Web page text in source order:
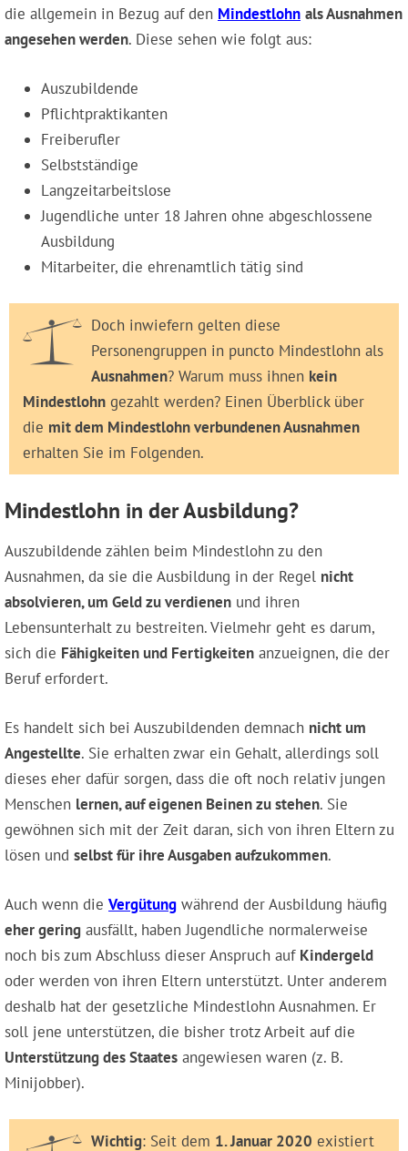
die allgemein in Bezug auf den Mindestlohn als Ausnahmen
angesehen werden. Diese sehen wie folgt aus:
Auszubildende
Pflichtpraktikanten
Freiberufler
Selbstständige
Langzeitarbeitslose
Jugendliche unter 18 Jahren ohne abgeschlossene
Ausbildung
Mitarbeiter, die ehrenamtlich tätig sind
Doch inwiefern gelten diese
Personengruppen in puncto Mindestlohn als
Ausnahmen? Warum muss ihnen kein
Mindestlohn gezahlt werden? Einen Überblick über
die mit dem Mindestlohn verbundenen Ausnahmen
erhalten Sie im Folgenden.
Mindestlohn in der Ausbildung?
Auszubildende zählen beim Mindestlohn zu den
Ausnahmen, da sie die Ausbildung in der Regel nicht
absolvieren, um Geld zu verdienen und ihren
Lebensunterhalt zu bestreiten. Vielmehr geht es darum,
sich die Fähigkeiten und Fertigkeiten anzueignen, die der
Beruf erfordert.
Es handelt sich bei Auszubildenden demnach nicht um
Angestellte. Sie erhalten zwar ein Gehalt, allerdings soll
dieses eher dafür sorgen, dass die oft noch relativ jungen
Menschen lernen, auf eigenen Beinen zu stehen. Sie
gewöhnen sich mit der Zeit daran, sich von ihren Eltern zu
lösen und selbst für ihre Ausgaben aufzukommen.
Auch wenn die Vergütung während der Ausbildung häufig
eher gering ausfällt, haben Jugendliche normalerweise
noch bis zum Abschluss dieser Anspruch auf Kindergeld
oder werden von ihren Eltern unterstützt. Unter anderem
deshalb hat der gesetzliche Mindestlohn Ausnahmen. Er
soll jene unterstützen, die bisher trotz Arbeit auf die
Unterstützung des Staates angewiesen waren (z. B.
Minijobber).
Wichtig: Seit dem 1. Januar 2020 existiert